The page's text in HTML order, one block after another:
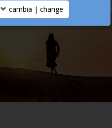
cambia | change